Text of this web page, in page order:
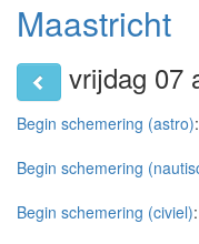
Maastricht
vrijdag 07
Begin schemering (astro):
Begin schemering
Begin schemering (civiel):